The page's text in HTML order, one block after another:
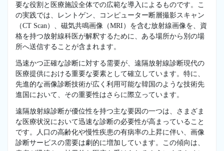
要な役割と医療施設全体での広範な導入によるものです。こ
の実践では、レントゲン、コンピューター断層撮影スキャン
（CT Scan）、磁気共鳴画像（MRI）を含む放射線画像を、資
格を持つ放射線科医が解釈するために、ある場所から別の場
所へ送信することが含まれます。
迅速かつ正確な診断に対する需要が、遠隔放射線診断現代の
医療提供における重要な要素として確立しています。特に、
先進的な画像診断技術が広く利用可能な韓国のような技術先
進国において、その重要性はさらに際立っています。
遠隔放射線診断が優位性を持つ主な要因の一つは、さまざま
な医療状況において迅速な診断の必要性が高まっていること
です。人口の高齢化や慢性疾患の有病率の上昇に伴い、画像
診断サービスの需要は劇的に増加しています。この傾向は、